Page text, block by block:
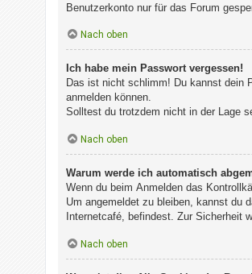
Benutzerkonto nur für das Forum
Nach oben
Ich habe mein Passwort vergessen!
Das ist nicht schlimm! Du kannst dein
anmelden können.
Solltest du trotzdem nicht in der Lage
Nach oben
Warum werde ich automatisch
Wenn du beim Anmelden das
Um angemeldet zu bleiben, kannst du
Internetcafé, befindest. Zur Sicherheit
Nach oben